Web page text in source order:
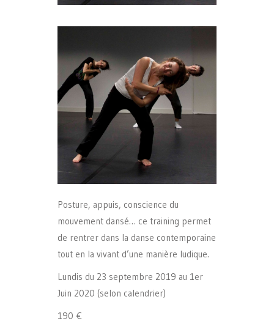
Posture, appuis, conscience du
mouvement dansé… ce training permet
de rentrer dans la danse contemporaine
tout en la vivant d’une manière ludique.
Lundis du 23 septembre 2019 au 1er
Juin 2020 (selon calendrier)
190 €